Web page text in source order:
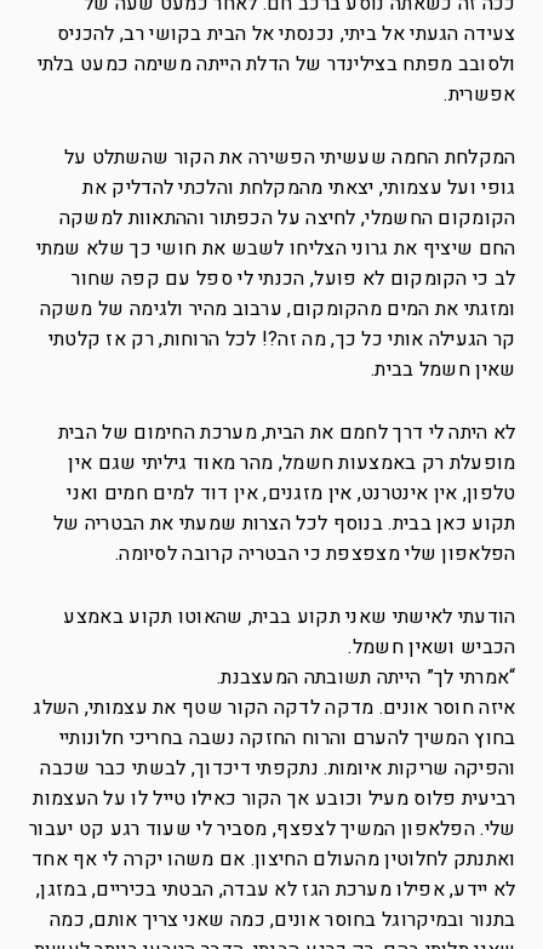
צעידה הגעתי אל ביתי, נכנסתי אל הבית בקושי רב, להכניס
ולסובב מפתח בצילינדר של הדלת הייתה משימה כמעט בלתי
אפשרית.
המקלחת החמה שעשיתי הפשירה את הקור שהשתלט על
גופי ועל עצמותי, יצאתי מהמקלחת והלכתי להדליק את
הקומקום החשמלי, לחיצה על הכפתור וההתאוות למשקה
החם שיציף את גרוני הצליחו לשבש את חושי כך שלא שמתי
לב כי הקומקום לא פועל, הכנתי לי ספל עם קפה שחור
ומזגתי את המים מהקומקום, ערבוב מהיר ולגימה של משקה
קר הגעילה אותי כל כך, מה זה?! לכל הרוחות, רק אז קלטתי
שאין חשמל בבית.
לא היתה לי דרך לחמם את הבית, מערכת החימום של הבית
מופעלת רק באמצעות חשמל, מהר מאוד גיליתי שגם אין
טלפון, אין אינטרנט, אין מזגנים, אין דוד למים חמים ואני
תקוע כאן בבית. בנוסף לכל הצרות שמעתי את הבטריה של
הפלאפון שלי מצפצפת כי הבטריה קרובה לסיומה.
הודעתי לאישתי שאני תקוע בבית, שהאוטו תקוע באמצע
הכביש ושאין חשמל.
“אמרתי לך” הייתה תשובתה המעצבנת.
איזה חוסר אונים. מדקה לדקה הקור שטף את עצמותי, השלג
בחוץ המשיך להערם והרוח החזקה נשבה בחריכי חלונותיי
והפיקה שריקות איומות. נתקפתי דיכדוך, לבשתי כבר שכבה
רביעית פלוס מעיל וכובע אך הקור כאילו טייל לו על העצמות
שלי. הפלאפון המשיך לצפצף, מסביר לי שעוד רגע קט יעבור
ואתנתק לחלוטין מהעולם החיצון. אם משהו יקרה לי אף אחד
לא יידע, אפילו מערכת הגז לא עבדה, הבטתי בכיריים, במזגן,
בתנור ובמיקרוגל בחוסר אונים, כמה שאני צריך אותם, כמה